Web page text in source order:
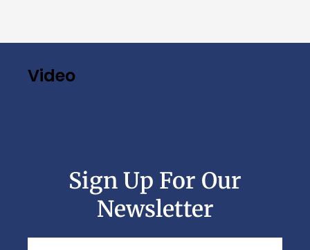
Video
Sign Up For Our
Newsletter